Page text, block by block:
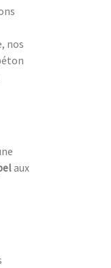
nos
aux